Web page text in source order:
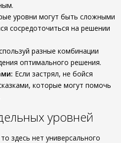
уровни могут быть сложными
сосредоточиться на решении
разные комбинации
оптимального решения.
Если застрял, не бойся
которые могут помочь
уровней
здесь нет универсального